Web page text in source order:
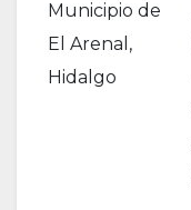
Municipio de
El Arenal,
Hidalgo